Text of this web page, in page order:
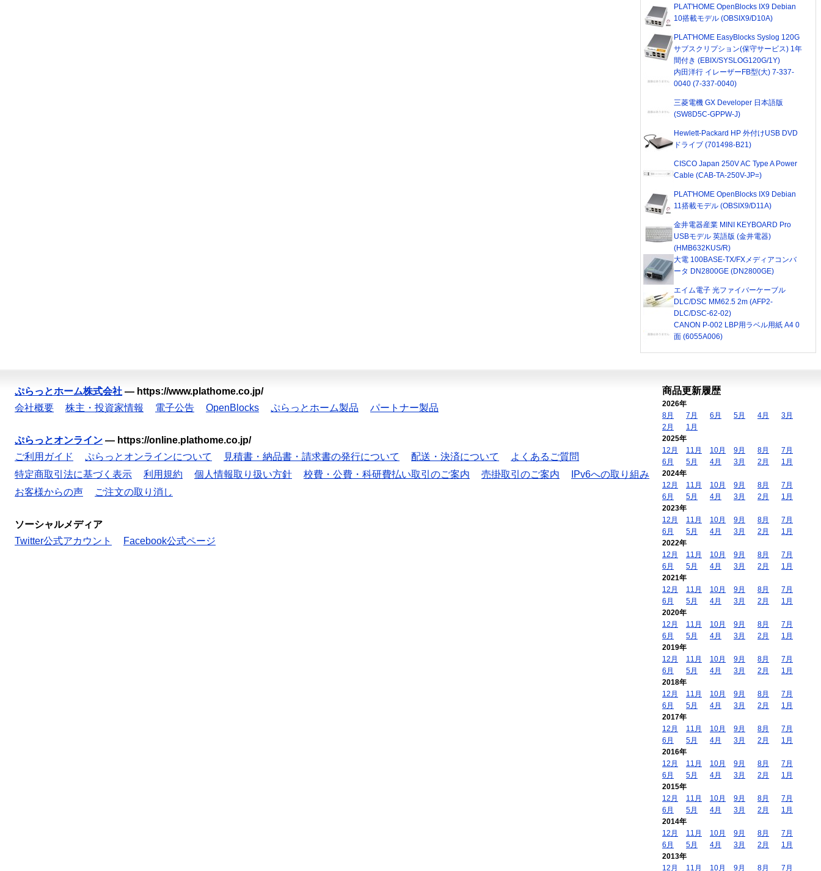
PLAT'HOME OpenBlocks IX9 Debian
10搭載モデル (OBSIX9/D10A)
PLAT'HOME EasyBlocks Syslog 120G
サブスクリプション(保守サービス) 1年
間付き (EBIX/SYSLOG120G/1Y)
内田洋行 イレーザーFB型(大) 7-337-
0040 (7-337-0040)
三菱電機 GX Developer 日本語版
(SW8D5C-GPPW-J)
Hewlett-Packard HP 外付けUSB DVD
ドライブ (701498-B21)
CISCO Japan 250V AC Type A Power
Cable (CAB-TA-250V-JP=)
PLAT'HOME OpenBlocks IX9 Debian
11搭載モデル (OBSIX9/D11A)
金井電器産業 MINI KEYBOARD Pro
USBモデル 英語版 (金井電器)
(HMB632KUS/R)
大電 100BASE-TX/FXメディアコンバ
ータ DN2800GE (DN2800GE)
エイム電子 光ファイバーケーブル
DLC/DSC MM62.5 2m (AFP2-
DLC/DSC-62-02)
CANON P-002 LBP用ラベル用紙 A4 0
面 (6055A006)
ぷらっとホーム株式会社 — https://www.plathome.co.jp/
会社概要
株主・投資家情報 電子公告 OpenBlocks ぷらっとホーム製品 パートナー製品
ぷらっとオンライン — https://online.plathome.co.jp/
ご利用ガイド
ぷらっとオンラインについて 見積書・納品書・請求書の発行について 配送・決済について
よくあるご質問
特定商取引法に基づく表示
利用規約 個人情報取り扱い方針 校費・公費・科研費払い取引のご案内 売掛取引のご案内
IPv6への取り組み
お客様からの声
ご注文の取り消し
ソーシャルメディア
Twitter公式アカウント
Facebook公式ページ
商品更新履歴
2026年
8月
7月 6月 5月 4月
3月
2月
1月
2025年
12月
11月 10月 9月 8月
7月
6月
5月 4月 3月 2月
1月
2024年
12月
11月 10月 9月 8月
7月
6月
5月 4月 3月 2月
1月
2023年
12月
11月 10月 9月 8月
7月
6月
5月 4月 3月 2月
1月
2022年
12月
11月 10月 9月 8月
7月
6月
5月 4月 3月 2月
1月
2021年
12月
11月 10月 9月 8月
7月
6月
5月 4月 3月 2月
1月
2020年
12月
11月 10月 9月 8月
7月
6月
5月 4月 3月 2月
1月
2019年
12月
11月 10月 9月 8月
7月
6月
5月 4月 3月 2月
1月
2018年
12月
11月 10月 9月 8月
7月
6月
5月 4月 3月 2月
1月
2017年
12月
11月 10月 9月 8月
7月
6月
5月 4月 3月 2月
1月
2016年
12月
11月 10月 9月 8月
7月
6月
5月 4月 3月 2月
1月
2015年
12月
11月 10月 9月 8月
7月
6月
5月 4月 3月 2月
1月
2014年
12月
11月 10月 9月 8月
7月
6月
5月 4月 3月 2月
1月
2013年
12月
11月 10月 9月 8月 7月